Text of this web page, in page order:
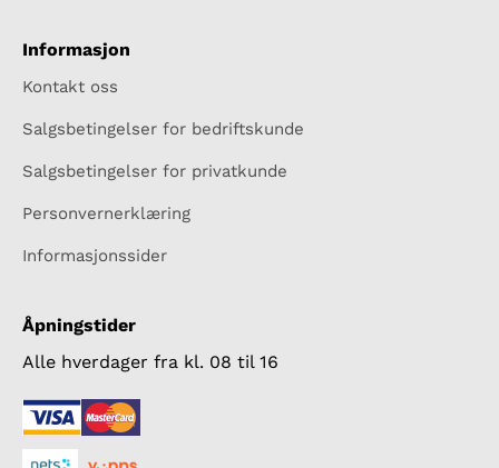
Informasjon
Kontakt oss
Salgsbetingelser for bedriftskunde
Salgsbetingelser for privatkunde
Personvernerklæring
Informasjonssider
Åpningstider
Alle hverdager fra kl. 08 til 16